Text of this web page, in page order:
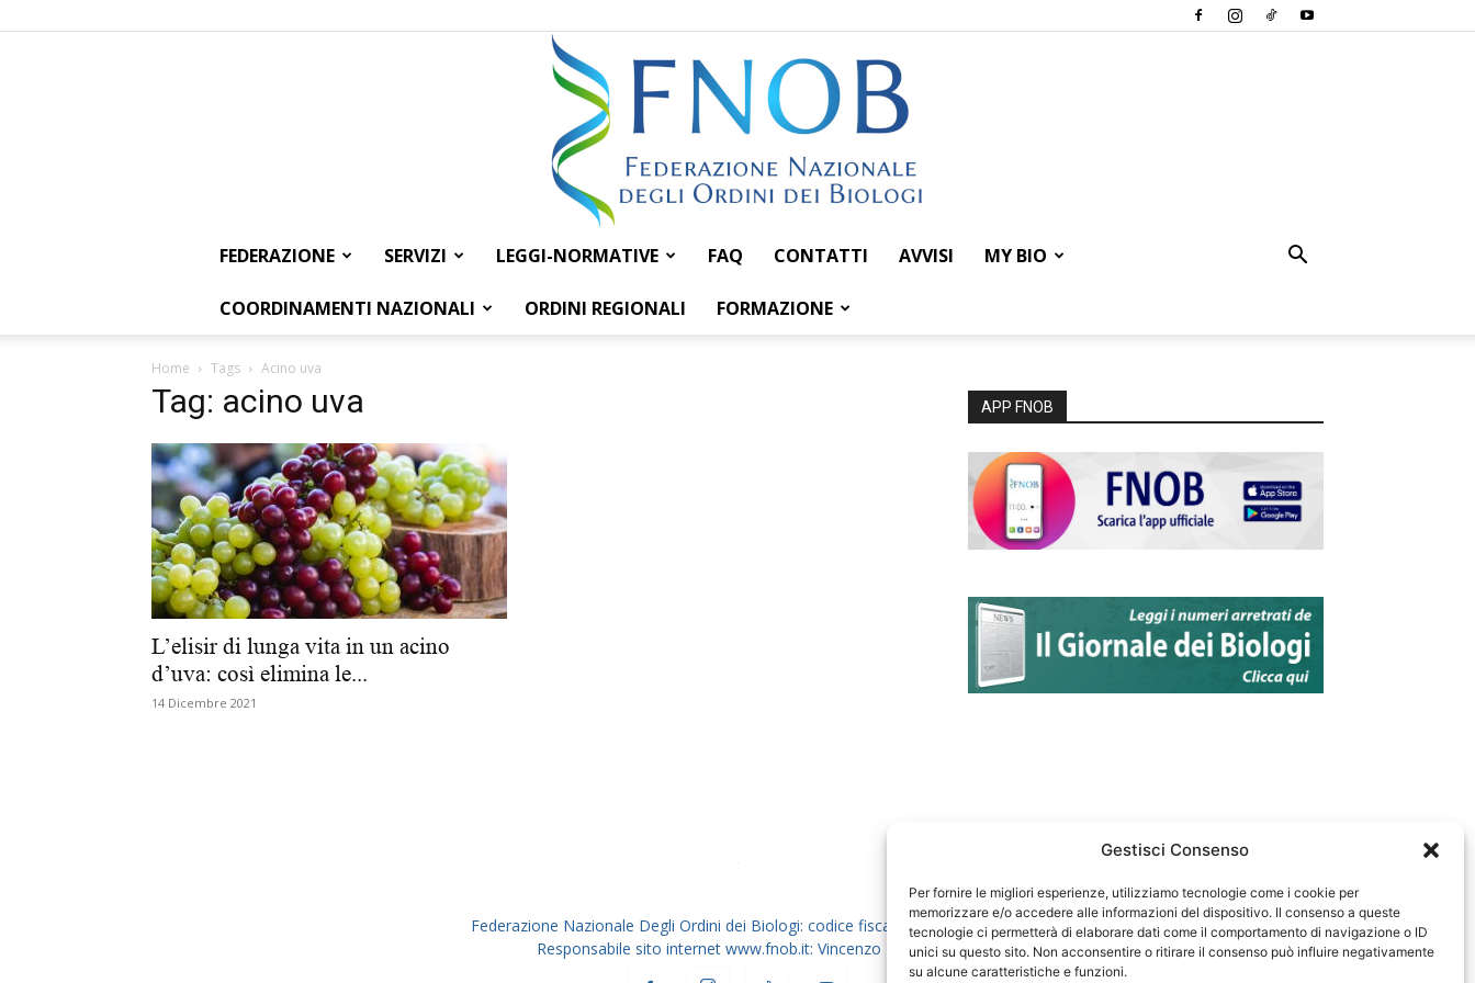
Gestisci Consenso
Per fornire le migliori esperienze, utilizziamo tecnologie come i cookie per
memorizzare e/o accedere alle informazioni del dispositivo. Il consenso a queste
tecnologie ci permetterà di elaborare dati come il comportamento di navigazione o ID
unici su questo sito. Non acconsentire o ritirare il consenso può influire negativamente
su alcune caratteristiche e funzioni.
Federazione
dei
FEDERAZIONE SERVIZI LEGGI-NORMATIVE FAQ CONTATTI AVVISI MY BIO
COORDINAMENTI NAZIONALI ORDINI REGIONALI FORMAZIONE
Home Tags Acino uva
Tag: acino uva
L’elisir di lunga vita in un acino
d’uva: così elimina le...
14 Dicembre 2021
APP FNOB
Federazione Nazionale Degli Ordini dei Biologi: codice fiscale 80069130583
Responsabile sito internet www.fnob.it: Vincenzo D'Anna